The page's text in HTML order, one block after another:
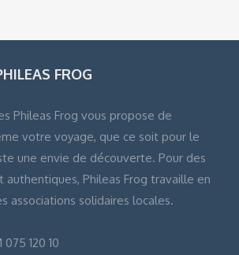
FROG
Phileas Frog vous propose de
votre voyage, que ce soit pour le
une envie de découverte. Pour des
authentiques, Phileas Frog travaille en
associations solidaires locales.
120 10